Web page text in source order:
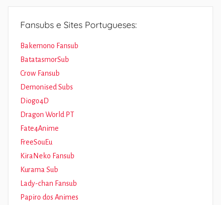
Fansubs e Sites Portugueses:
Bakemono Fansub
BatatasmorSub
Crow Fansub
Demonised Subs
Diogo4D
Dragon World PT
Fate4Anime
FreeSouEu
KiraNeko Fansub
Kurama Sub
Lady-chan Fansub
Papiro dos Animes